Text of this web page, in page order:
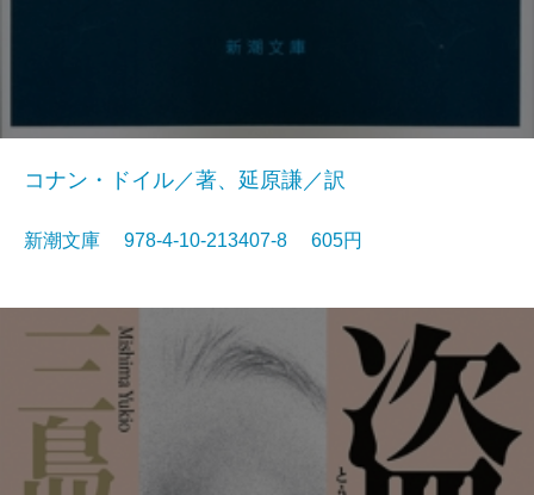
コナン・ドイル／著、延原謙／訳
新潮文庫 978-4-10-213407-8 605円